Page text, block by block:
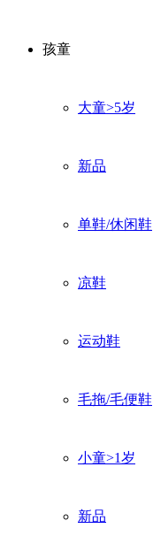
孩童
大童>5岁
新品
单鞋/休闲鞋
凉鞋
运动鞋
毛拖/毛便鞋
小童>1岁
新品